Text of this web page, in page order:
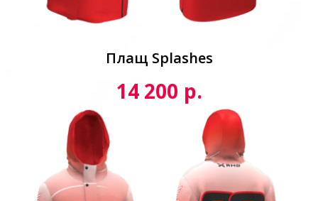
Плащ Splashes
14 200 р.